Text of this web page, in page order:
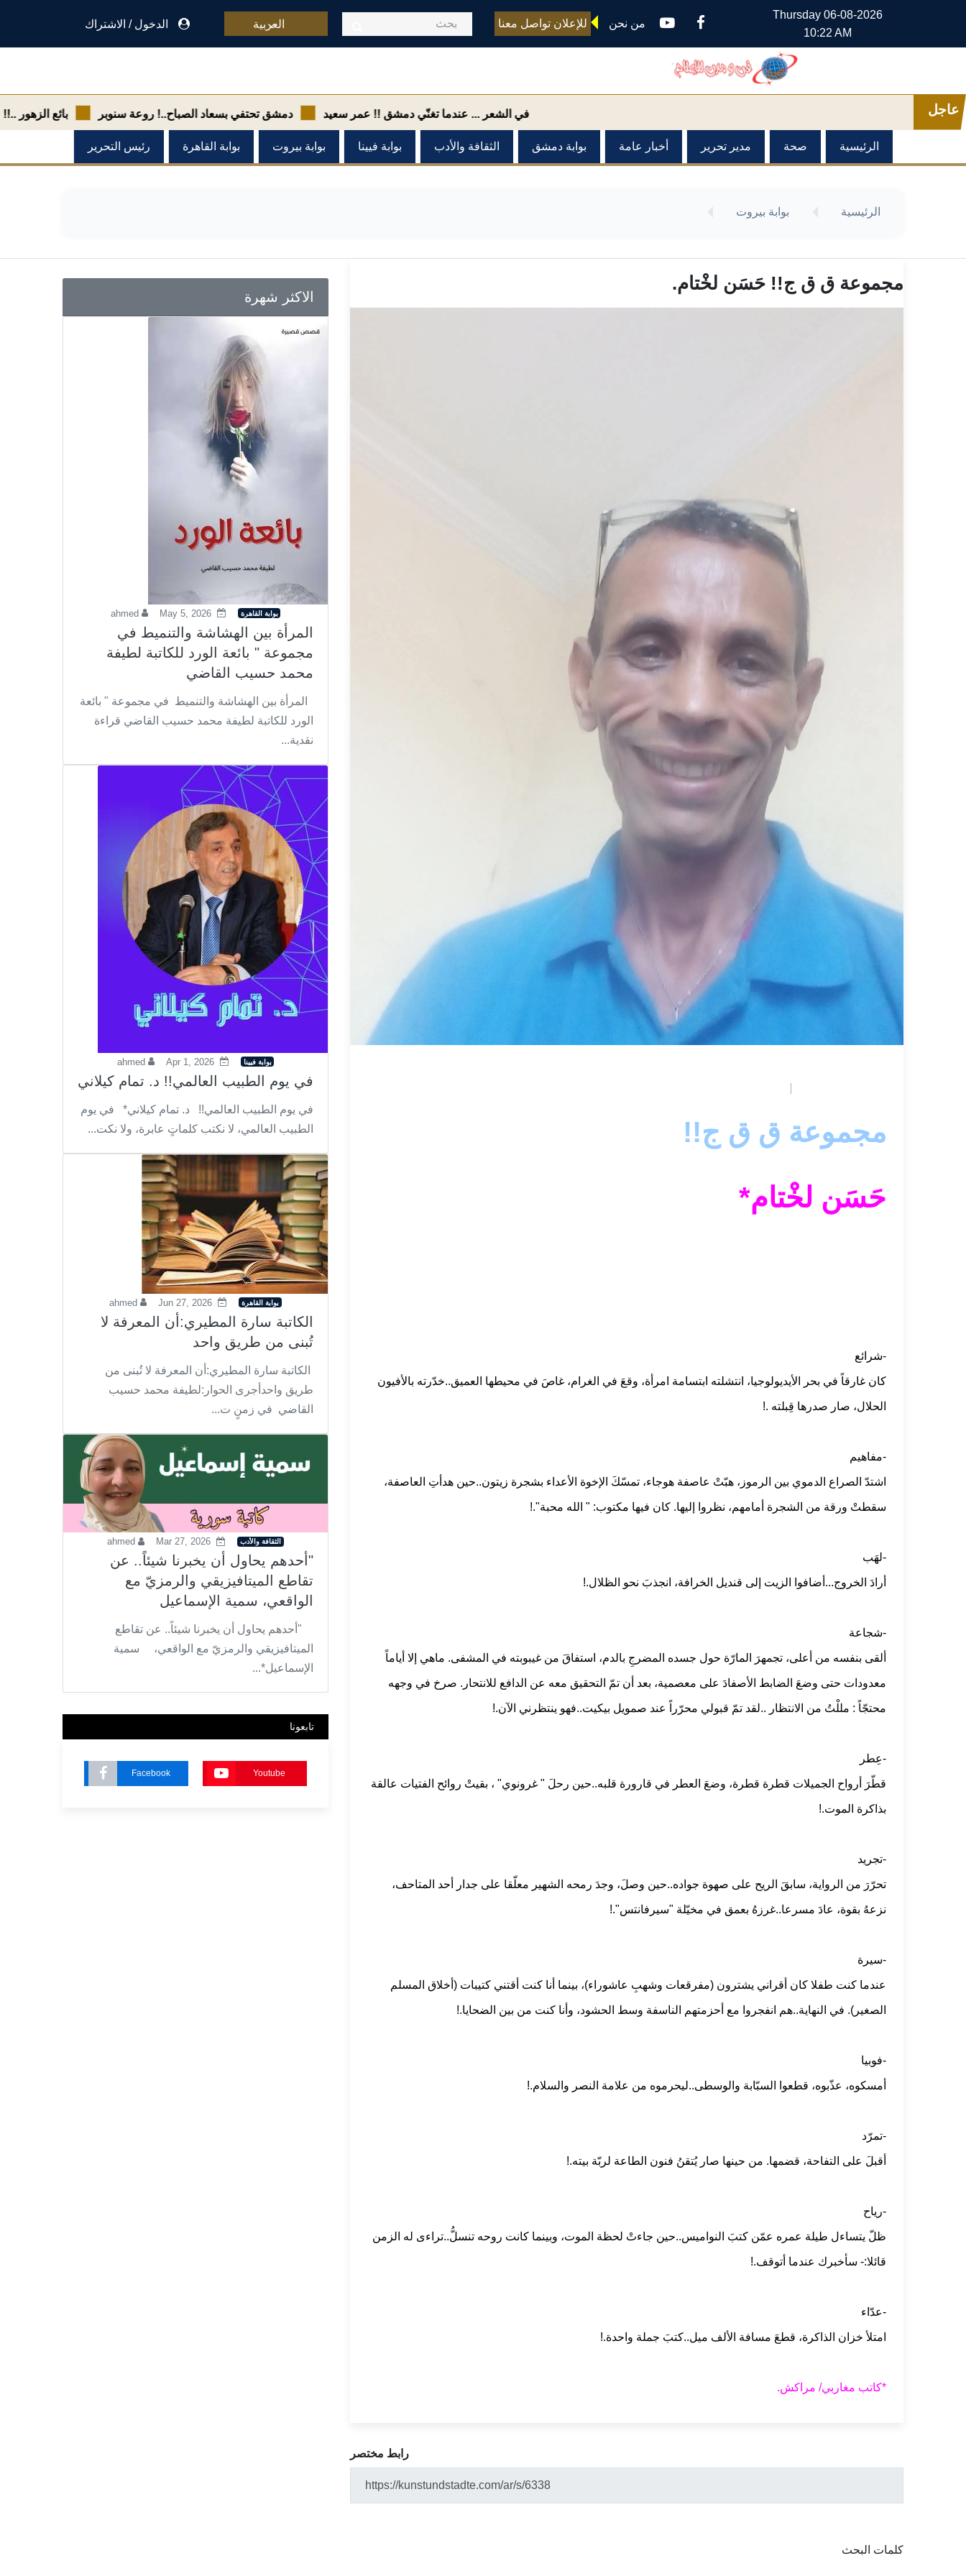
Thursday 06-08-2026
10:22 AM
من نحن للإعلان تواصل معنا العربية الدخول / الاشتراك
عاجل في الشعر ... عندما تغنّي دمشق !! عمر سعيد دمشق تحتفي بسعاد الصباح..! روعة سنوبر بائع الزهور ..!! عدنان
الرئيسية صحة مدير تحرير أخبار عامة بوابة دمشق الثقافة والأدب بوابة فيينا بوابة بيروت بوابة القاهرة رئيس التحرير
الرئيسية بوابة بيروت
مجموعة ق ق ج!! حَسَن لخْتام.
مجموعة ق ق ج!!
حَسَن لخْتام*
-شرائع
كان غارقاً في بحر الأيديولوجيا، انتشلته ابتسامة امرأة، وقعَ في الغرام، غاصَ في محيطها العميق..خدّرته بالأفيون
الحلال، صار صدرها قِبلته .!
-مفاهيم
اشتدّ الصراع الدموي بين الرموز، هبّتْ عاصفة هوجاء، تمسّكَ الإخوة الأعداء بشجرة زيتون..حين هدأتِ العاصفة،
سقطتْ ورقة من الشجرة أمامهم، نظروا إليها. كان فيها مكتوب: " الله محبة".!
-لهَب
أرادَ الخروج...أضافوا الزيت إلى قنديل الخرافة، انجذبَ نحو الظلال.!
-شجاعة
ألقى بنفسه من أعلى، تجمهرَ المارّة حول جسده المضرجِ بالدم، استفاقَ من غيبوبته في المشفى. ماهي إلا أياماً
معدودات حتى وضعَ الضابط الأصفادَ على معصمية، بعد أن تمّ التحقيق معه عن الدافع للانتحار. صرخ في وجهه
محتجّاً : مللْتُ من الانتظار ..لقد تمّ قبولي محرّراً عند صمويل بيكيت..فهو ينتظرني الآن.!
-عِطر
قطّرَ أرواح الجميلات قطرة قطرة، وضعَ العطر في قارورة قلبه..حين رحلَ " غرونوي" ، بقيتْ روائح الفتيات عالقة
بذاكرة الموت.!
-تجريد
تحرّرَ من الرواية، سابقَ الريح على صهوة جواده..حين وصلَ، وجدَ رمحه الشهير معلّقا على جدار أحد المتاحف،
نزعهُ بقوة، عادَ مسرعا..غرزهُ بعمق في مخيّلة "سيرفانتس".!
-سيرة
عندما كنت طفلا كان أقراني يشترون (مفرقعات وشهبِ عاشوراء)، بينما أنا كنت أقتني كتيبات (أخلاق المسلم
الصغير). في النهاية..هم انفجروا مع أحزمتهم الناسفة وسط الحشود، وأنا كنت من بين الضحايا.!
-فوبيا
أمسكوه، عذّبوه، قطعوا السبّابة والوسطى..ليحرموه من علامة النصر والسلام.!
-تمرّد
أقبلَ على التفاحة، قضمها. من حينها صار يُتقنُ فنون الطاعة لربّة بيته.!
-رياح
ظلّ يتساءل طيلة عمره عمّن كتبَ النواميس..حين جاءتْ لحظة الموت، وبينما كانت روحه تنسلُّ..تراءى له الزمن
قائلا:- سأخبرك عندما أتوقف.!
-عدّاء
امتلأ خزان الذاكرة، قطعَ مسافة الألف ميل..كتبَ جملة واحدة.!
*كاتب مغاربي/ مراكش.
رابط مختصر
كلمات البحث
الاكثر شهرة
بوابة القاهرة May 5, 2026
ahmed
المرأة بين الهشاشة والتنميط في
مجموعة " بائعة الورد للكاتبة لطيفة
محمد حسيب القاضي
المرأة بين الهشاشة والتنميط في مجموعة " بائعة
الورد للكاتبة لطيفة محمد حسيب القاضي قراءة
نقدية...
بوابة فيينا Apr 1, 2026
ahmed
في يوم الطبيب العالمي!! د. تمام كيلاني
في يوم الطبيب العالمي!! د. تمام كيلاني* في يوم
الطبيب العالمي، لا نكتب كلماتٍ عابرة، ولا نكت...
بوابة القاهرة Jun 27, 2026
ahmed
الكاتبة سارة المطيري:أن المعرفة لا
تُبنى من طريق واحد
الكاتبة سارة المطيري:أن المعرفة لا تُبنى من
طريق واحدأجرى الحوار:لطيفة محمد حسيب
القاضي في زمنٍ ت...
الثقافة والأدب Mar 27, 2026
ahmed
"أحدهم يحاول أن يخبرنا شيئاً.. عن
تقاطع الميتافيزيقي والرمزيّ مع
الواقعي، سمية الإسماعيل
"أحدهم يحاول أن يخبرنا شيئاً.. عن تقاطع
الميتافيزيقي والرمزيّ مع الواقعي، سمية
الإسماعيل*...
تابعونا
Facebook Youtube